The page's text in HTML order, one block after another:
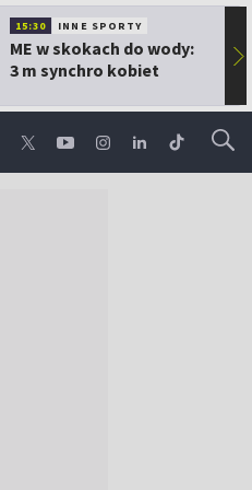
15:30 INNE SPORTY
ME w skokach do wody:
3 m synchro kobiet
▶